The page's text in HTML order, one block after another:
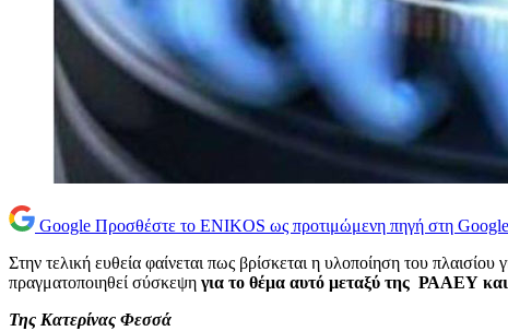
Google Προσθέστε το ENIKOS ως προτιμώμενη πηγή στη Google
Στην τελική ευθεία φαίνεται πως βρίσκεται η υλοποίηση του πλαισίου
πραγματοποιηθεί σύσκεψη για το θέμα αυτό μεταξύ της ΡΑΑΕΥ και
Της Κατερίνας Φεσσά